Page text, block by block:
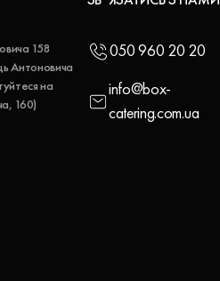
158
Антоновича
на
160)
050 960 20 20
info@box-
catering.com.ua